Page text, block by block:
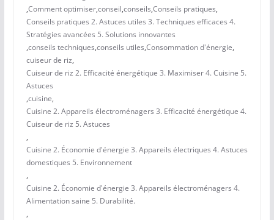
,Comment optimiser,conseil,conseils,Conseils pratiques,
Conseils pratiques 2. Astuces utiles 3. Techniques efficaces 4.
Stratégies avancées 5. Solutions innovantes
,conseils techniques,conseils utiles,Consommation d'énergie,
cuiseur de riz,
Cuiseur de riz 2. Efficacité énergétique 3. Maximiser 4. Cuisine 5.
Astuces
,cuisine,
Cuisine 2. Appareils électroménagers 3. Efficacité énergétique 4.
Cuiseur de riz 5. Astuces
,
Cuisine 2. Économie d'énergie 3. Appareils électriques 4. Astuces
domestiques 5. Environnement
,
Cuisine 2. Économie d'énergie 3. Appareils électroménagers 4.
Alimentation saine 5. Durabilité.
,